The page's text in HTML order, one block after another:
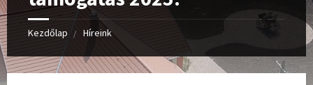
Kezdőlap Híreink